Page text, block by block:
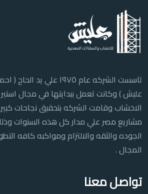
تاسست الشركه عام ١٩٧٥ علي يد
عليش ) وكانت تعمل ببدايتها في مجال
الاخشاب وقامت الشركه بتحقيق نجاحات
مشاريع مصر علي مدار كل هذه السنوات
الجوده والثقه والالتزام ومواكبه كافه
المجال .
تواصل معنا